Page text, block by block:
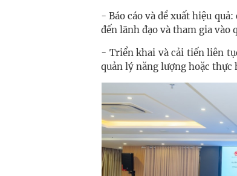
- Báo cáo và đề xuất hiệu
đến lãnh đạo và tham gia
- Triển khai và cải tiến liên
quản lý năng lượng hoặc